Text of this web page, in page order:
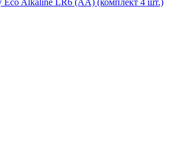
Eco Alkaline LR6 (AA) (комплект 4 шт.)